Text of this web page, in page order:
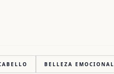
BELLEZA EMOCIONAL